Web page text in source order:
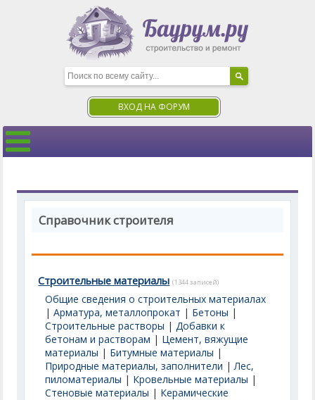
ВХОД НА ФОРУМ
Справочник строителя
Строительные материалы (1344 записей)
Общие сведения о строительных материалах
|Арматура, металлопрокат | Бетоны |
Строительные растворы |Добавки к
бетонам и растворам | Цемент, вяжущие
материалы | Битумные материалы |
Природные материалы, заполнители |Лес,
пиломатериалы | Кровельные материалы |
Стеновые материалы | Керамические